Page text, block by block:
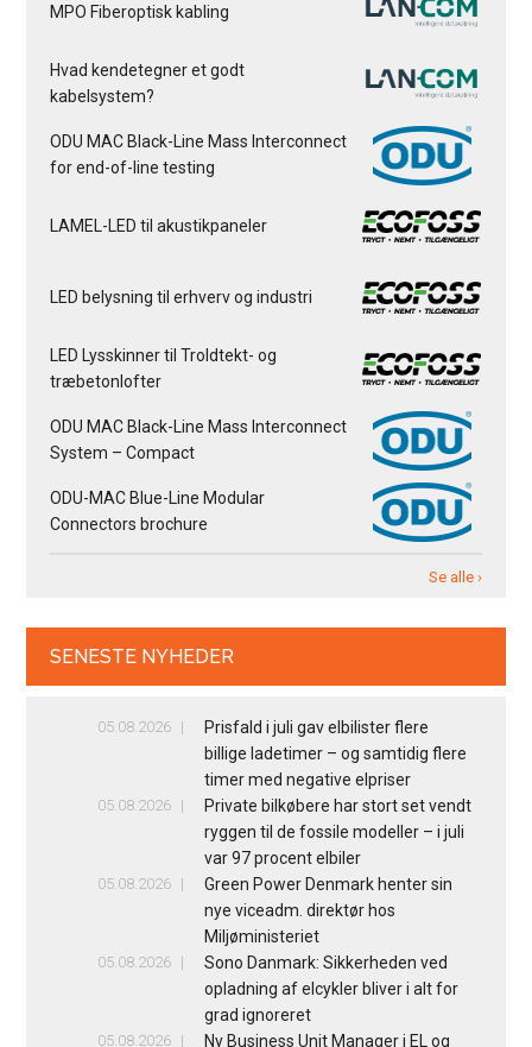
MPO Fiberoptisk kabling
Hvad kendetegner et godt
kabelsystem?
ODU MAC Black-Line Mass Interconnect
for end-of-line testing
LAMEL-LED til akustikpaneler
LED belysning til erhverv og industri
LED Lysskinner til Troldtekt- og
træbetonlofter
ODU MAC Black-Line Mass Interconnect
System – Compact
ODU-MAC Blue-Line Modular
Connectors brochure
Se alle ›
SENESTE NYHEDER
05.08.2026
Prisfald i juli gav elbilister flere
billige ladetimer – og samtidig flere
timer med negative elpriser
05.08.2026
Private bilkøbere har stort set vendt
ryggen til de fossile modeller – i juli
var 97 procent elbiler
05.08.2026
Green Power Denmark henter sin
nye viceadm. direktør hos
Miljøministeriet
05.08.2026
Sono Danmark: Sikkerheden ved
opladning af elcykler bliver i alt for
grad ignoreret
05.08.2026
Ny Business Unit Manager i EL og